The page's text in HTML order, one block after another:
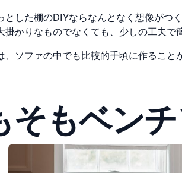
とした棚のDIYならなんとなく想像がつ
掛かりなものでなくても、少しの工夫で
、ソファの中でも比較的手頃に作るこ
そもベン